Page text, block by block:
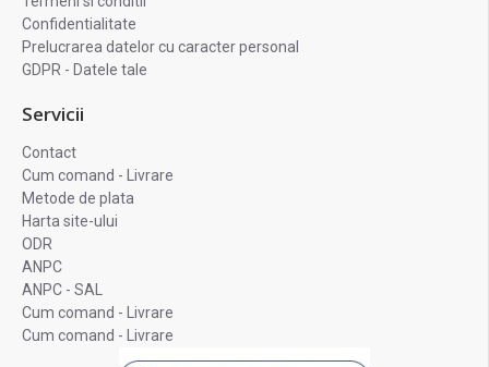
Confidentialitate
Prelucrarea datelor cu caracter personal
GDPR - Datele tale
Servicii
Contact
Cum comand - Livrare
Metode de plata
Harta site-ului
ODR
ANPC
ANPC - SAL
Cum comand - Livrare
Cum comand - Livrare